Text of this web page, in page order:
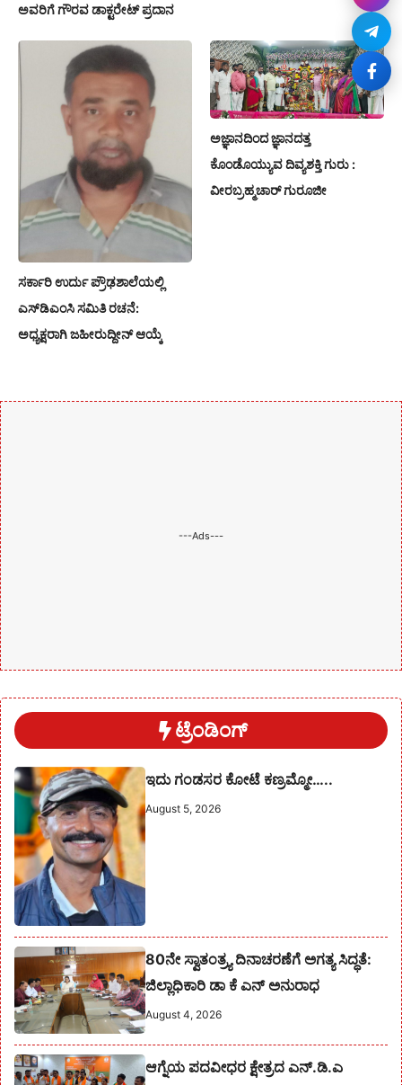
ಅವರಿಗೆ ಗೌರವ ಡಾಕ್ಟರೇಟ್ ಪ್ರದಾನ
ಸರ್ಕಾರಿ ಉರ್ದು ಪ್ರೌಢಶಾಲೆಯಲ್ಲಿ
ಎಸ್‌ಡಿಎಂಸಿ ಸಮಿತಿ ರಚನೆ:
ಅಧ್ಯಕ್ಷರಾಗಿ ಜಹೀರುದ್ದೀನ್ ಆಯ್ಕೆ
ಅಜ್ಞಾನದಿಂದ ಜ್ಞಾನದತ್ತ
ಕೊಂಡೊಯ್ಯುವ ದಿವ್ಯಶಕ್ತಿ ಗುರು :
ವೀರಬ್ರಹ್ಮಚಾರ್ ಗುರೂಜೀ
---Ads---
ಟ್ರೆಂಡಿಂಗ್
ಇದು ಗಂಡಸರ ಕೋಟೆ ಕಣ್ರಮ್ಮೋ…..
August 5, 2026
80ನೇ ಸ್ವಾತಂತ್ರ್ಯ ದಿನಾಚರಣೆಗೆ ಅಗತ್ಯ ಸಿದ್ಧತೆ:
ಜಿಲ್ಲಾಧಿಕಾರಿ ಡಾ ಕೆ ಎನ್ ಅನುರಾಧ
August 4, 2026
ಆಗ್ನೆಯ ಪದವೀಧರ ಕ್ಷೇತ್ರದ ಎನ್.ಡಿ.ಎ